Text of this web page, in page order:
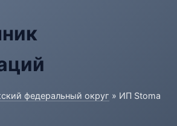
федеральный округ » ИП Stoma